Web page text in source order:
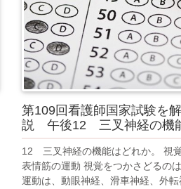
第109回看護師国家試験を
説 午後12 三叉神経の機
12 三叉神経の機能はどれか。 視
表情筋の運動 視覚をつかさどるの
運動は、動眼神経、滑車神経、外